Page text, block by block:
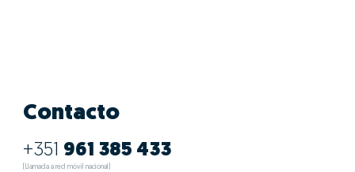
Contacto
+351 961 385 433
(Llamada a red móvil nacional)